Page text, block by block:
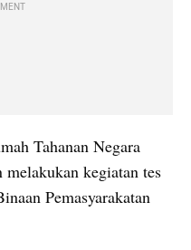
Tahanan Negara
kegiatan tes
Pemasyarakatan